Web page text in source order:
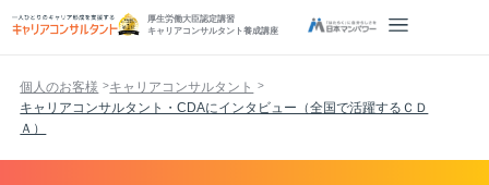
厚生労働大臣認定講習
キャリアコンサルタント養成講座
個人のお客様
キャリアコンサルタント
キャリアコンサルタント・CDAにインタビュー（全国で活躍するＣＤ
Ａ）